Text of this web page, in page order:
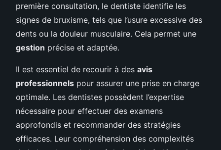
première consultation, le dentiste identifie les
signes de bruxisme, tels que l’usure excessive des
dents ou la douleur musculaire. Cela permet une
gestion précise et adaptée.
Il est essentiel de recourir à des avis
professionnels pour assurer une prise en charge
optimale. Les dentistes possèdent l’expertise
nécessaire pour effectuer des examens
approfondis et recommander des stratégies
efficaces. Leur compréhension des complexités